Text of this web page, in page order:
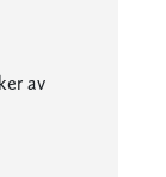
av